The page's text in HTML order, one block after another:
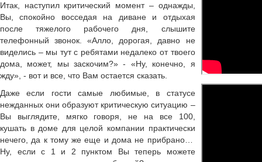
Итак, наступил критический момент – однажды,
Вы, спокойно восседая на диване и отдыхая
после тяжелого рабочего дня, слышите
телефонный звонок. «Алло, дорогая, давно не
виделись – мы тут с ребятами недалеко от твоего
дома, может, мы заскочим?» - «Ну, конечно, я
жду», - вот и все, что Вам остается сказать.
Даже если гости самые любимые, в статусе
нежданных они образуют критическую ситуацию –
Вы выглядите, мягко говоря, не на все 100,
кушать в доме для целой компании практически
нечего, да к тому же еще и дома не прибрано…
Ну, если с 1 и 2 пунктом Вы теперь можете